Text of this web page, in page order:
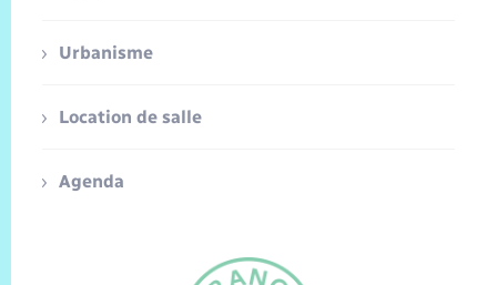
Urbanisme
Location de salle
Agenda